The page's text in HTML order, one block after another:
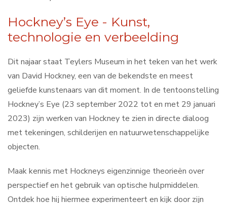
...
Hockney’s Eye - Kunst,
technologie en verbeelding
Dit najaar staat Teylers Museum in het teken van het werk
van David Hockney, een van de bekendste en meest
geliefde kunstenaars van dit moment. In de tentoonstelling
Hockney’s Eye (23 september 2022 tot en met 29 januari
2023) zijn werken van Hockney te zien in directe dialoog
met tekeningen, schilderijen en natuurwetenschappelijke
objecten.
Maak kennis met Hockneys eigenzinnige theorieën over
perspectief en het gebruik van optische hulpmiddelen.
Ontdek hoe hij hiermee experimenteert en kijk door zijn